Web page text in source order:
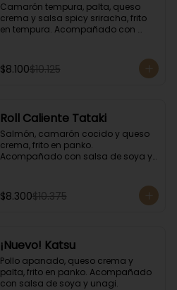
Camarón tempura, palta, queso
crema y salsa spicy sriracha, frito
en tempura. Acompañado con
$8.100$10.125
Roll Caliente Tataki
Salmón, camarón cocido y queso
crema, frito en panko.
Acompañado con salsa de soya y
$8.300$10.375
¡Nuevo! Katsu
Pollo apanado, queso crema y
palta, frito en panko. Acompañado
con salsa de soya y unagi.